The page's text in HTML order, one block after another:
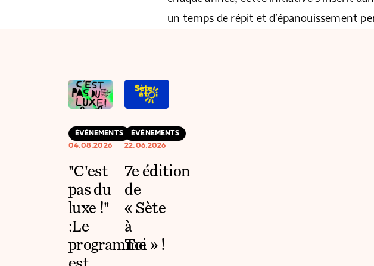
un temps de répit et d’épanouissement
ÉVÉNEMENTS
04.08.2026
"C'est
pas du
luxe !"
:Le
programme
est
ÉVÉNEMENTS
22.06.2026
7e édition
de
« Sète
à
Toi » !